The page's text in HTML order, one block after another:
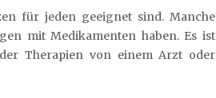
für jeden geeignet sind. Manche
mit Medikamenten haben. Es ist
Therapien von einem Arzt oder